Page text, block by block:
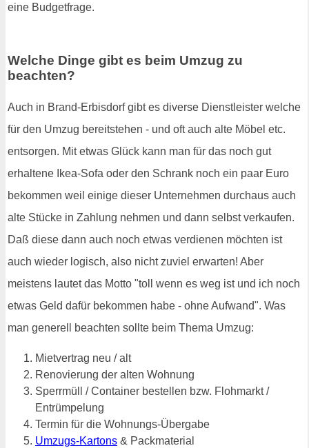
eine Budgetfrage.
Welche Dinge gibt es beim Umzug zu
beachten?
Auch in Brand-Erbisdorf gibt es diverse Dienstleister welche
für den Umzug bereitstehen - und oft auch alte Möbel etc.
entsorgen. Mit etwas Glück kann man für das noch gut
erhaltene Ikea-Sofa oder den Schrank noch ein paar Euro
bekommen weil einige dieser Unternehmen durchaus auch
alte Stücke in Zahlung nehmen und dann selbst verkaufen.
Daß diese dann auch noch etwas verdienen möchten ist
auch wieder logisch, also nicht zuviel erwarten! Aber
meistens lautet das Motto "toll wenn es weg ist und ich noch
etwas Geld dafür bekommen habe - ohne Aufwand". Was
man generell beachten sollte beim Thema Umzug:
Mietvertrag neu / alt
Renovierung der alten Wohnung
Sperrmüll / Container bestellen bzw. Flohmarkt /
Entrümpelung
Termin für die Wohnungs-Übergabe
Umzugs-Kartons & Packmaterial